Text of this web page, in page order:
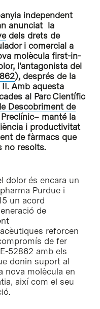
independent
anunciat la
dels drets de
i comercial a
molècula first-in-
l'antagonista del
), després de la
Amb aquesta
al Parc Científic
Descobriment de
– manté la
i productivitat
de fàrmacs que
no resolts.
dolor és encara un
Purdue i
un acord
de
reforcen
de fer
52862 amb els
donin suport al
nova molècula en
així com el seu